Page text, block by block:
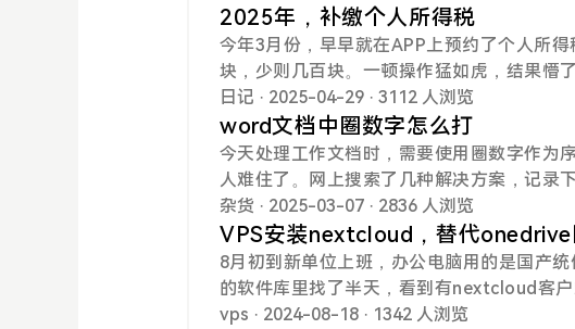
解绑卡了，终于能把所有卡都绑上了！绑卡
卡。
2025年，补缴个人所得税
今年3月份，早早就在APP上预约了个人所
块，少则几百块。一顿操作猛如虎，结果
调动工作的几个同事，都需要补税，金额也
记后对征信有影响。小TIPS：补税可以刷信
日记 · 2025-04-29 · 3112 人浏览
word文档中圈数字怎么打
今天处理工作文档时，需要使用圈数字作
人难住了。网上搜索了几种解决方案，记录
功能。选中需要带圈的数字，在顶部“开始”
如下图：使用字符代码编号超过10以后可以
了。⑪ 246a ⑫ 246b ⑬ 246c ⑭ 246d ⑮ 246e⑯ 246f ⑰ 2470 ⑱ 2471 ⑲ 2472 ⑳ 2473此外，一
些输入法也自带圈数字功能，如搜狗输入法
符号”即可找到圈数字。
杂货 · 2025-03-07 · 2836 人浏览
VPS安装nextcloud，替代onedrive
8月初到新单位上班，办公电脑用的是国产
的软件库里找了半天，看到有nextcloud客
了半天，没找到合适的大盘鸡。眼看快双11
vps · 2024-08-18 · 1342 人浏览